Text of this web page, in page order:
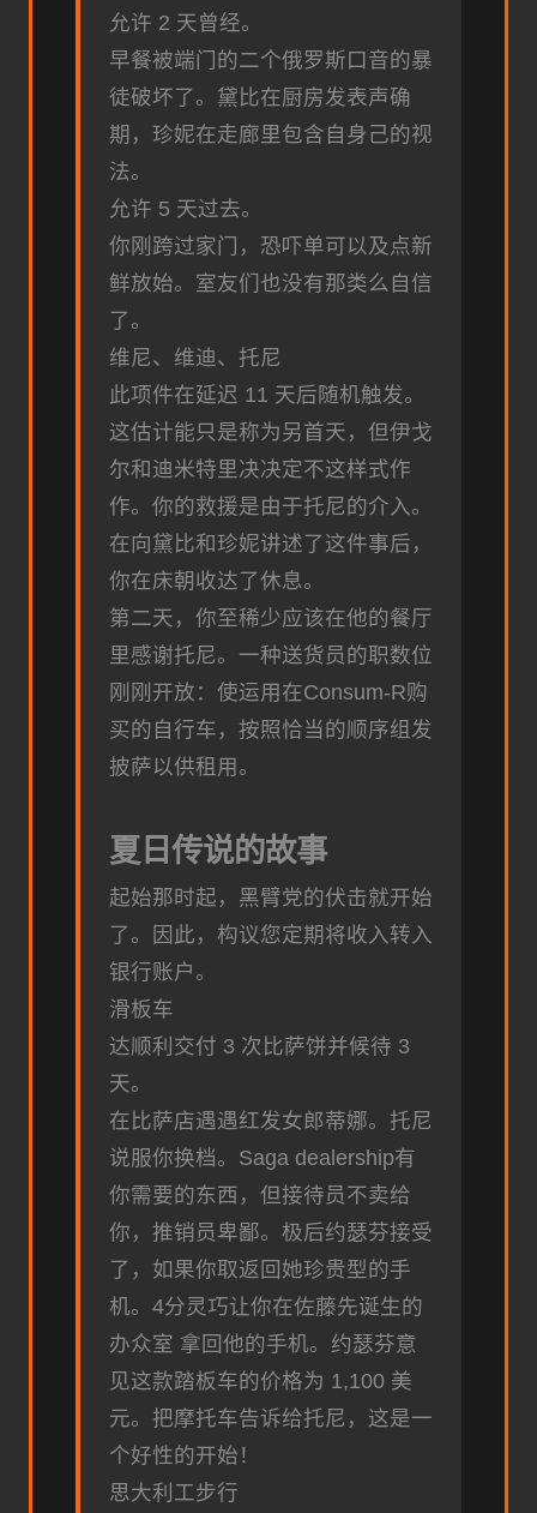
允许 2 天曾经。
早餐被端门的二个俄罗斯口音的暴
徒破坏了。黛比在厨房发表声确
期，珍妮在走廊里包含自身己的视
法。
允许 5 天过去。
你刚跨过家门，恐吓单可以及点新
鲜放始。室友们也没有那类么自信
了。
维尼、维迪、托尼
此项件在延迟 11 天后随机触发。
这估计能只是称为另首天，但伊戈
尔和迪米特里决决定不这样式作
作。你的救援是由于托尼的介入。
在向黛比和珍妮讲述了这件事后，
你在床朝收达了休息。
第二天，你至稀少应该在他的餐厅
里感谢托尼。一种送货员的职数位
刚刚开放：使运用在Consum-R购
买的自行车，按照恰当的顺序组发
披萨以供租用。
夏日传说的故事
起始那时起，黑臂党的伏击就开始
了。因此，构议您定期将收入转入
银行账户。
滑板车
达顺利交付 3 次比萨饼并候待 3
天。
在比萨店遇遇红发女郎蒂娜。托尼
说服你换档。Saga dealership有
你需要的东西，但接待员不卖给
你，推销员卑鄙。极后约瑟芬接受
了，如果你取返回她珍贵型的手
机。4分灵巧让你在佐藤先诞生的
办众室 拿回他的手机。约瑟芬意
见这款踏板车的价格为 1,100 美
元。把摩托车告诉给托尼，这是一
个好性的开始！
思大利工步行